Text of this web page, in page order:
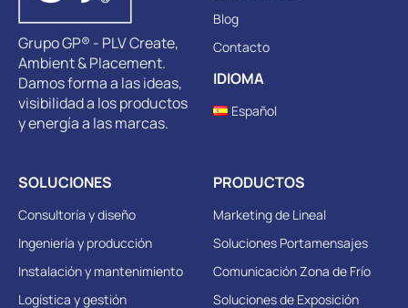
Grupo GP® - PLV Create,
Ambient & Placement.
Damos forma a las ideas,
visibilidad a los productos
y energía a las marcas.
Blog
Contacto
IDIOMA
Español
SOLUCIONES
Consultoría y diseño
Ingeniería y producción
Instalación y mantenimiento
Logística y gestión
PRODUCTOS
Marketing de Lineal
Soluciones Portamensajes
Comunicación Zona de Frío
Soluciones de Exposición